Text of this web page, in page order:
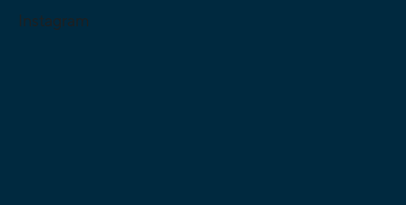
Instagram